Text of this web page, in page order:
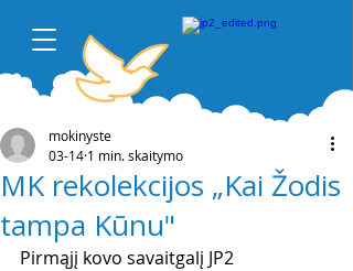
MK rekolekcijos „Kai Žodis
tampa Kūnu"
mokinyste
03-14 1 min. skaitymo
Pirmąjį kovo savaitgalį JP2